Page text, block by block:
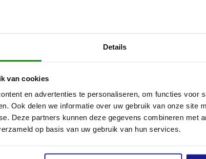
Details
van cookies
en advertenties te personaliseren, om functies voor
Ook delen we informatie over uw gebruik van onze site
Deze partners kunnen deze gegevens combineren met
op basis van uw gebruik van hun services.